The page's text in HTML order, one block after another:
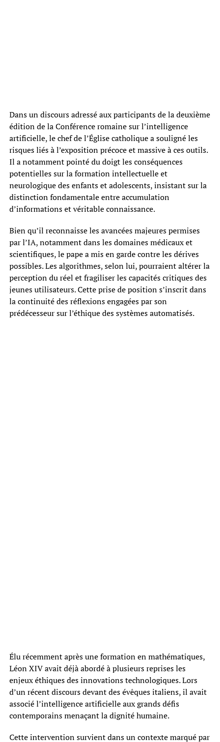
Dans un discours adressé aux participants de la deuxième
édition de la Conférence romaine sur l’intelligence
artificielle, le chef de l’Église catholique a souligné les
risques liés à l’exposition précoce et massive à ces outils.
Il a notamment pointé du doigt les conséquences
potentielles sur la formation intellectuelle et
neurologique des enfants et adolescents, insistant sur la
distinction fondamentale entre accumulation
d’informations et véritable connaissance.
Bien qu’il reconnaisse les avancées majeures permises
par l’IA, notamment dans les domaines médicaux et
scientifiques, le pape a mis en garde contre les dérives
possibles. Les algorithmes, selon lui, pourraient altérer la
perception du réel et fragiliser les capacités critiques des
jeunes utilisateurs. Cette prise de position s’inscrit dans
la continuité des réflexions engagées par son
prédécesseur sur l’éthique des systèmes automatisés.
Élu récemment après une formation en mathématiques,
Léon XIV avait déjà abordé à plusieurs reprises les
enjeux éthiques des innovations technologiques. Lors
d’un récent discours devant des évêques italiens, il avait
associé l’intelligence artificielle aux grands défis
contemporains menaçant la dignité humaine.
Cette intervention survient dans un contexte marqué par